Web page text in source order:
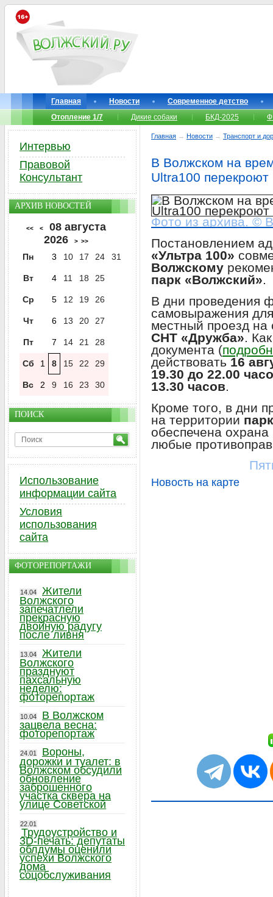
Главная Новости
Современное детство
Отопление 1/7
Дикие собаки БКД-2025
Главная → Новости → Транспорт и
В Волжском на
Ultra100 перекроют
Фото из архива. ©
Постановлением
«Ультра 100»
Волжскому
парк «Волжский».
В дни проведения
самовыражения
местный проезд на
СНТ «Дружба».
документа (
действовать 16
19.30 до 22.00
13.30 часов.
Кроме того, в дни
на территории
обеспечена охрана
любые
Новость на карте
Интервью
Правовой
Консультант
АРХИВ НОВОСТЕЙ
<< <
08 августа
2026
> >>
Пн 3 10 17 24 31
Вт 4 11 18 25
Ср 5 12 19 26
Чт 6 13 20 27
Пт 7 14 21 28
Сб 1 8 15 22 29
Вс 2 9 16 23 30
ПОИСК
Использование
информации сайта
Условия
использования
сайта
ФОТОРЕПОРТАЖИ
14.04
Жители
Волжского
запечатлели
прекрасную
двойную радугу
после ливня
13.04
Жители
Волжского
празднуют
пахсальную
неделю:
фоторепортаж
10.04
В Волжском
зацвела весна:
фоторепортаж
24.01
Вороны,
дорожки и туалет: в
Волжском обсудили
обновление
заброшенного
участка сквера на
улице Советской
22.01
Трудоустройство и
3D-печать: депутаты
облдумы оценили
успехи Волжского
дома
соцобслуживания